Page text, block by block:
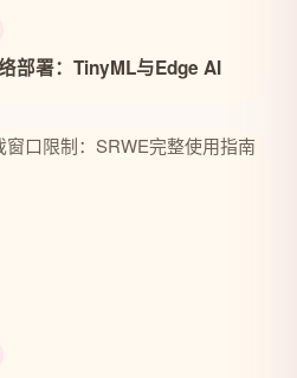
部署：TinyML与Edge AI